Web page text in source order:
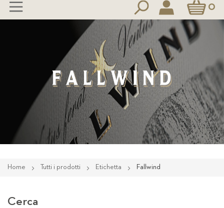
Carrello0
Home Tutti i prodotti Etichetta Fallwind
Cerca